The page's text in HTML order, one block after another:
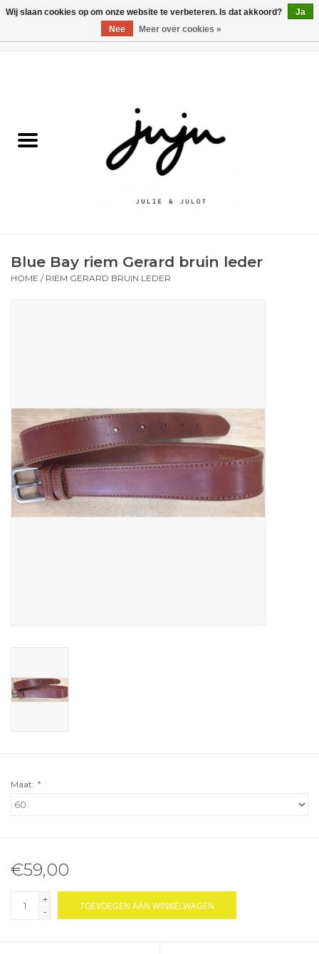
Kledij jongens
Schoenen
Cadeaubonnen
Blue Bay riem Gerard bruin leder
HOME / RIEM GERARD BRUIN LEDER
Maat: *
€59,00
+
-
TOEVOEGEN AAN WINKELWAGEN
Wij slaan cookies op om onze website te verbeteren. Is dat akkoord?
Ja
Nee
Meer over cookies »